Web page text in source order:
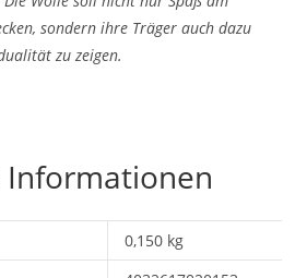
sondern ihre Träger auch dazu
zu zeigen.
Informationen
0,150 kg